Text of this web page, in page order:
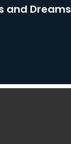
and Dreams